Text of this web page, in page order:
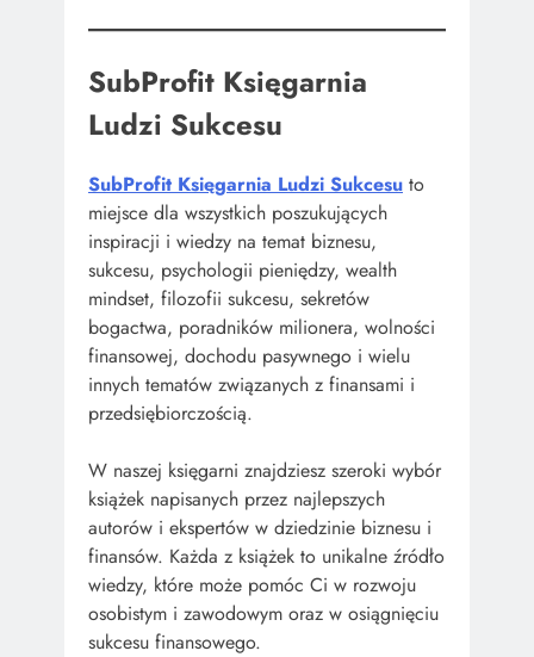
SubProfit Księgarnia
Ludzi Sukcesu
SubProfit Księgarnia Ludzi Sukcesu to
miejsce dla wszystkich poszukujących
inspiracji i wiedzy na temat biznesu,
sukcesu, psychologii pieniędzy, wealth
mindset, filozofii sukcesu, sekretów
bogactwa, poradników milionera, wolności
finansowej, dochodu pasywnego i wielu
innych tematów związanych z finansami i
przedsiębiorczością.
W naszej księgarni znajdziesz szeroki wybór
książek napisanych przez najlepszych
autorów i ekspertów w dziedzinie biznesu i
finansów. Każda z książek to unikalne źródło
wiedzy, które może pomóc Ci w rozwoju
osobistym i zawodowym oraz w osiągnięciu
sukcesu finansowego.